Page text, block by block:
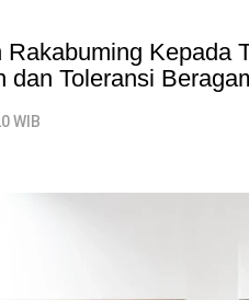
Kepada
dan Toleransi
WIB